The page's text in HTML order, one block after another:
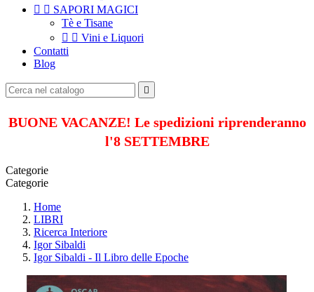
  SAPORI MAGICI
Tè e Tisane
  Vini e Liquori
Contatti
Blog

BUONE VACANZE! Le spedizioni riprenderanno
l'8 SETTEMBRE
Categorie
Categorie
Home
LIBRI
Ricerca Interiore
Igor Sibaldi
Igor Sibaldi - Il Libro delle Epoche